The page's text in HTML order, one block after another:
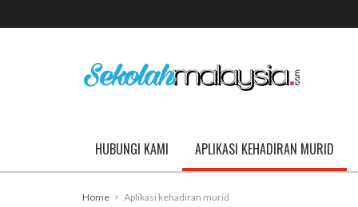
HUBUNGI KAMI APLIKASI KEHADIRAN MURID
Home Aplikasi kehadiran murid